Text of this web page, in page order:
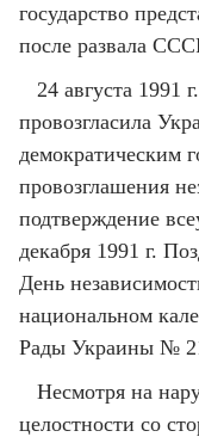
государство
после развала
24 августа 1991
провозгласила
демократическим
провозглашения
подтверждение
декабря 1991 г.
День
национальном
Рады Украины №
Несмотря на
целостности со